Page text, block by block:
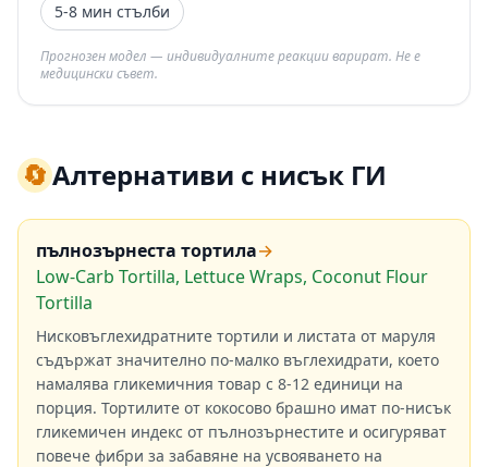
5-8 мин стълби
Прогнозен модел — индивидуалните реакции варират. Не е
медицински съвет.
🔄Алтернативи с нисък ГИ
пълнозърнеста тортила→
Low-Carb Tortilla, Lettuce Wraps, Coconut Flour
Tortilla
Нисковъглехидратните тортили и листата от маруля
съдържат значително по-малко въглехидрати, което
намалява гликемичния товар с 8-12 единици на
порция. Тортилите от кокосово брашно имат по-нисък
гликемичен индекс от пълнозърнестите и осигуряват
повече фибри за забавяне на усвояването на